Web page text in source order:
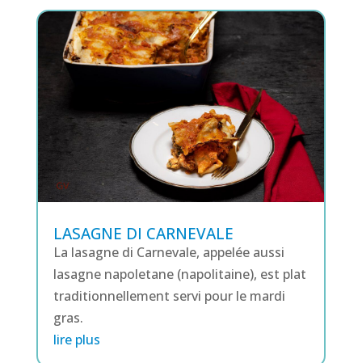
LASAGNE DI CARNEVALE
La lasagne di Carnevale, appelée aussi
lasagne napoletane (napolitaine), est plat
traditionnellement servi pour le mardi
gras.
lire plus